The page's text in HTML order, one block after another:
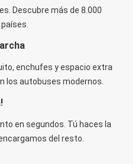
Descubre más de 8.000
enchufes y espacio extra
los autobuses modernos.
en segundos. Tú haces la
del resto.